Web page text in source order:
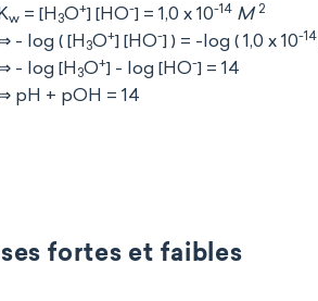
w= [H 3O+] [HO-] = 1,0 x 10-14 M 2
- log ( [H 3O+] [HO-] ) = -log ( 1,0 x 10-14
- log [H 3O+] - log [HO-] = 14
pH + pOH = 14
fortes et faibles